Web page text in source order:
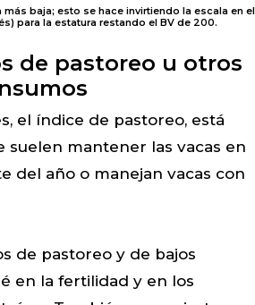
baja; esto se hace invirtiendo la escala en el
para la estatura restando el BV de 200.
de pastoreo u otros
el índice de pastoreo, está
suelen mantener las vacas en
del año o manejan vacas con
de pastoreo y de bajos
en la fertilidad y en los